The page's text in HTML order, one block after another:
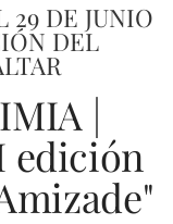
29 DE JUNIO
DEL
|
edición